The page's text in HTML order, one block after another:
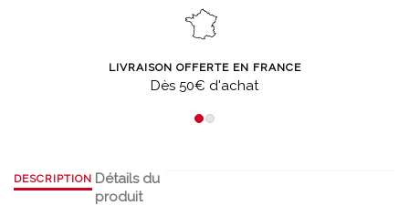
LIVRAISON OFFERTE EN FRANCE
Dès 50€ d'achat
DESCRIPTION Détails du
produit